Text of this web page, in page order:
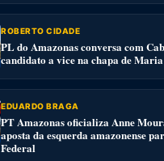
ROBERTO CIDADE
PL do Amazonas conversa com
candidato a vice na chapa de
EDUARDO BRAGA
PT Amazonas oficializa Anne
aposta da esquerda amazonense
Federal